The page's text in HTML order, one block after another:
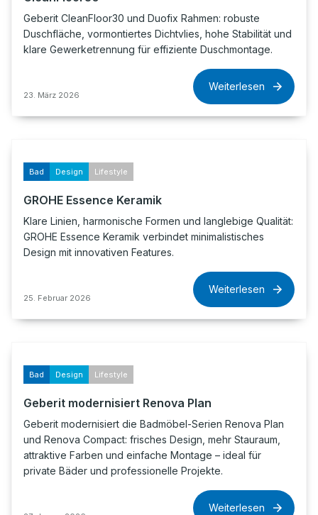
Geberit CleanFloor30 und Duofix Rahmen: robuste
Duschfläche, vormontiertes Dichtvlies, hohe Stabilität und
klare Gewerketrennung für effiziente Duschmontage.
23. März 2026
Weiterlesen
Bad Design Lifestyle
GROHE Essence Keramik
Klare Linien, harmonische Formen und langlebige Qualität:
GROHE Essence Keramik verbindet minimalistisches
Design mit innovativen Features.
25. Februar 2026
Weiterlesen
Bad Design Lifestyle
Geberit modernisiert Renova Plan
Geberit modernisiert die Badmöbel-Serien Renova Plan
und Renova Compact: frisches Design, mehr Stauraum,
attraktive Farben und einfache Montage – ideal für
private Bäder und professionelle Projekte.
Weiterlesen